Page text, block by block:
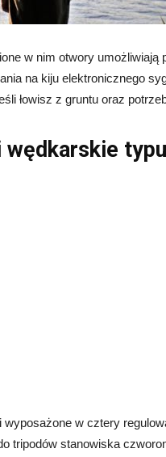
w nim otwory umożliwiają
na kiju elektronicznego
łowisz z gruntu oraz
wędkarskie
wyposażone w cztery
tripodów stanowiska